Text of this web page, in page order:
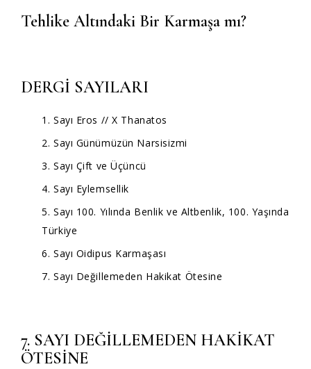
DERGİ SAYILARI
1. Sayı Eros // X Thanatos
2. Sayı Günümüzün Narsisizmi
3. Sayı Çift ve Üçüncü
4. Sayı Eylemsellik
5. Sayı 100. Yılında Benlik ve Altbenlik, 100. Yaşında
Türkiye
6. Sayı Oidipus Karmaşası
7. Sayı Değillemeden Hakikat Ötesine
7. SAYI DEĞİLLEMEDEN HAKİKAT
ÖTESİNE
Tehlike Altındaki Bir Karmaşa mı?